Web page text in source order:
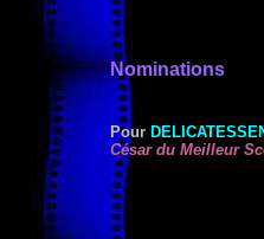
Nominations
Pour
César du Meilleur